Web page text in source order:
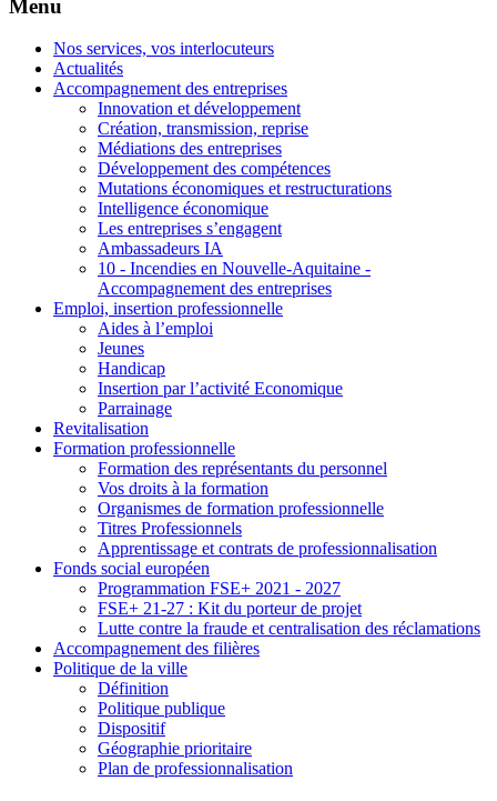
Menu
Nos services, vos interlocuteurs
Actualités
Accompagnement des entreprises
Innovation et développement
Création, transmission, reprise
Médiations des entreprises
Développement des compétences
Mutations économiques et restructurations
Intelligence économique
Les entreprises s’engagent
Ambassadeurs IA
10 - Incendies en Nouvelle-Aquitaine -
Accompagnement des entreprises
Emploi, insertion professionnelle
Aides à l’emploi
Jeunes
Handicap
Insertion par l’activité Economique
Parrainage
Revitalisation
Formation professionnelle
Formation des représentants du personnel
Vos droits à la formation
Organismes de formation professionnelle
Titres Professionnels
Apprentissage et contrats de professionnalisation
Fonds social européen
Programmation FSE+ 2021 - 2027
FSE+ 21-27 : Kit du porteur de projet
Lutte contre la fraude et centralisation des réclamations
Accompagnement des filières
Politique de la ville
Définition
Politique publique
Dispositif
Géographie prioritaire
Plan de professionnalisation